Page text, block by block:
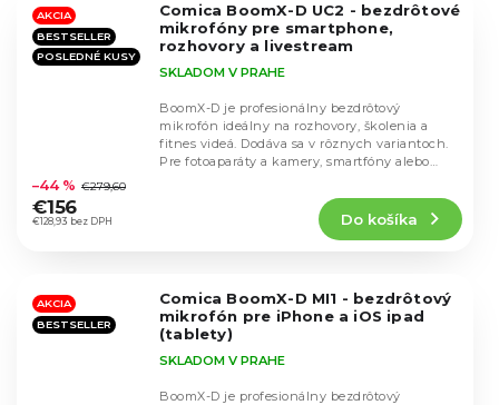
hviezdičiek.
AKCIA
BESTSELLER
POSLEDNÉ KUSY
Comica BoomX-D UC2 - bezdrôtové
mikrofóny pre smartphone,
rozhovory a livestream
hodnotenie
produktu
je
hviezdičiek.
SKLADOM V PRAHE
€128,93 bez DPH
–44 % €279,60
€156
Do košíka
BoomX-D je profesionálny bezdrôtový
mikrofón ideálny na rozhovory, školenia a
fitnes videá. Dodáva sa v rôznych variantoch.
Pre fotoaparáty a kamery, smartfóny alebo
AKCIA
BESTSELLER
Comica BoomX-D MI1 - bezdrôtový
mikrofón pre iPhone a iOS ipad
(tablety)
SKLADOM V PRAHE
BoomX-D je profesionálny bezdrôtový